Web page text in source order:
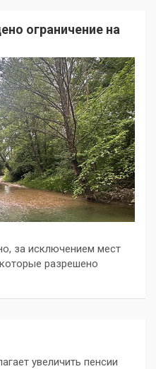
ограничение на
за исключением мест
разрешено
увеличить пенсии